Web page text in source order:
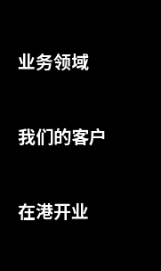
业务领域
我们的客户
在港开业